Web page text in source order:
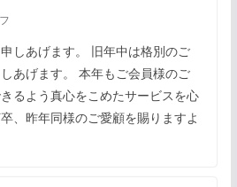
しあげます。 旧年中は格別のご
あげます。 本年もご会員様のご
るよう真心をこめたサービスを心
、昨年同様のご愛顧を賜りますよ